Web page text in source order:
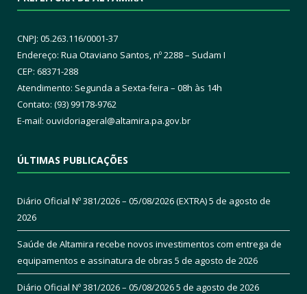
CNPJ: 05.263.116/0001-37
Endereço: Rua Otaviano Santos, nº 2288 – Sudam I
CEP: 68371-288
Atendimento: Segunda a Sexta-feira – 08h às 14h
Contato: (93) 99178-9762
E-mail: ouvidoriageral@altamira.pa.gov.br
ÚLTIMAS PUBLICAÇÕES
Diário Oficial Nº 381/2026 – 05/08/2026 (EXTRA)5 de agosto de
2026
Saúde de Altamira recebe novos investimentos com entrega de
equipamentos e assinatura de obras 5 de agosto de 2026
Diário Oficial Nº 381/2026 – 05/08/20265 de agosto de 2026